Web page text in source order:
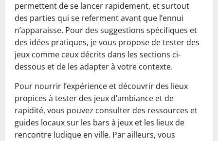
permettent de se lancer rapidement, et surtout
des parties qui se referment avant que l’ennui
n’apparaisse. Pour des suggestions spécifiques et
des idées pratiques, je vous propose de tester des
jeux comme ceux décrits dans les sections ci-
dessous et de les adapter à votre contexte.
Pour nourrir l’expérience et découvrir des lieux
propices à tester des jeux d’ambiance et de
rapidité, vous pouvez consulter des ressources et
guides locaux sur les bars à jeux et les lieux de
rencontre ludique en ville. Par ailleurs, vous